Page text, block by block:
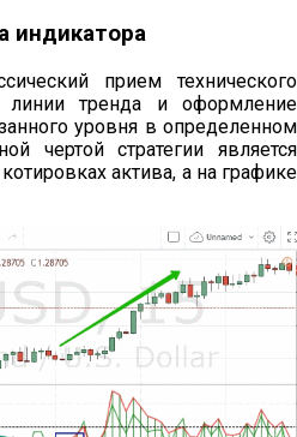
индикатора
прием технического
линии тренда и оформление
уровня в определенном
чертой стратегии является
актива, а на графике